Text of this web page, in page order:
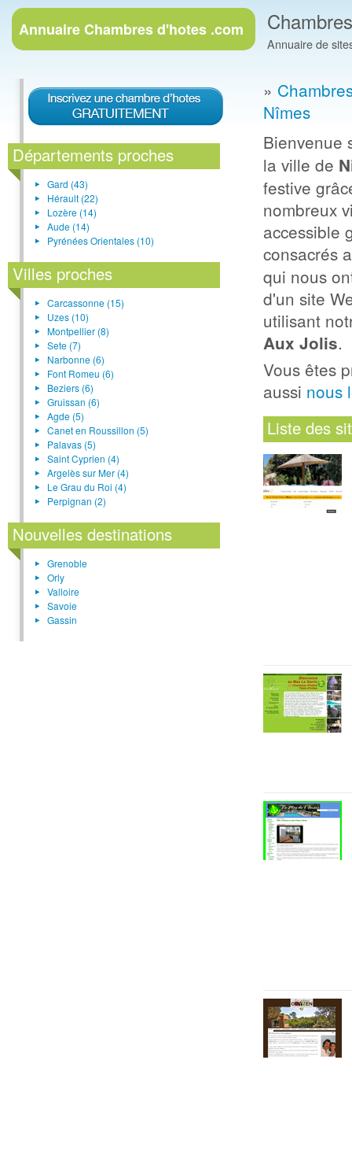
AnnuaireChambres d'hotes .com
Annuaire de
»
Nîmes
Bienvenue
la ville de
festive
nombreux
accessible
consacrés
qui nous
d'un site
utilisant
Aux Jolis.
Vous êtes
aussi nous
Liste des
Départements proches
Gard (43)
Hérault (22)
Lozère (14)
Aude (14)
Pyrénées Orientales (10)
Villes proches
Carcassonne (15)
Uzes (10)
Montpellier (8)
Sete (7)
Narbonne (6)
Font Romeu (6)
Beziers (6)
Gruissan (6)
Agde (5)
Canet en Roussillon (5)
Palavas (5)
Saint Cyprien (4)
Argelès sur Mer (4)
Le Grau du Roi (4)
Perpignan (2)
Nouvelles destinations
Grenoble
Orly
Valloire
Savoie
Gassin